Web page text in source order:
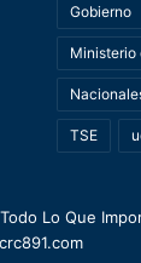
Gobierno
Ministerio
TSE
Lo Que